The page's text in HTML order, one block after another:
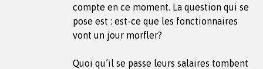
compte en ce moment. La question qui se
pose est : est-ce que les fonctionnaires
vont un jour morfler?
Quoi qu’il se passe leurs salaires tombent